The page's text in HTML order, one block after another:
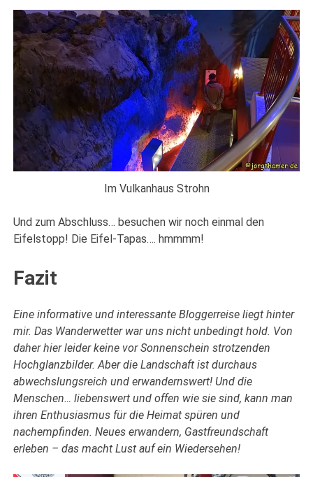
Im Vulkanhaus Strohn
Und zum Abschluss… besuchen wir noch einmal den
Eifelstopp! Die Eifel-Tapas…. hmmmm!
Fazit
Eine informative und interessante Bloggerreise liegt hinter
mir. Das Wanderwetter war uns nicht unbedingt hold. Von
daher hier leider keine vor Sonnenschein strotzenden
Hochglanzbilder. Aber die Landschaft ist durchaus
abwechslungsreich und erwandernswert! Und die
Menschen… liebenswert und offen wie sie sind, kann man
ihren Enthusiasmus für die Heimat spüren und
nachempfinden. Neues erwandern, Gastfreundschaft
erleben – das macht Lust auf ein Wiedersehen!